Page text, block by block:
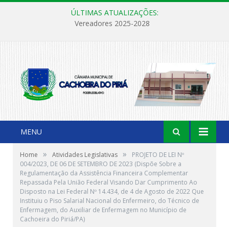
ÚLTIMAS ATUALIZAÇÕES:
Vereadores 2025-2028
MENU
Home » Atividades Legislativas »
PROJETO DE LEI Nº
004/2023, DE 06 DE SETEMBRO DE 2023 (Dispõe Sobre a
Regulamentação da Assistência Financeira Complementar
Repassada Pela União Federal Visando Dar Cumprimento Ao
Disposto na Lei Federal Nº 14.434, de 4 de Agosto de 2022 Que
Instituiu o Piso Salarial Nacional do Enfermeiro, do Técnico de
Enfermagem, do Auxiliar de Enfermagem no Município de
Cachoeira do Piriá/PA)